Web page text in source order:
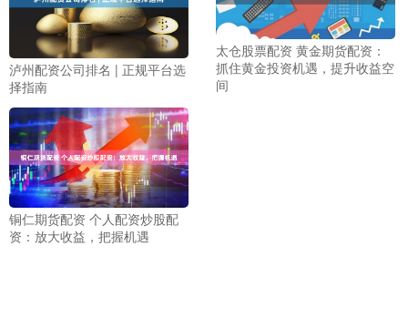
泸州配资公司排名 | 正规平台选
择指南
太仓股票配资 黄金期货配资：
抓住黄金投资机遇，提升收益空
间
铜仁期货配资 个人配资炒股配
资：放大收益，把握机遇